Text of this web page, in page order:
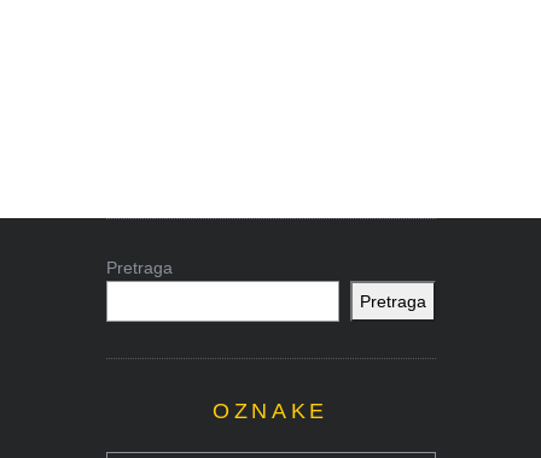
Pretraga
Pretraga
OZNAKE